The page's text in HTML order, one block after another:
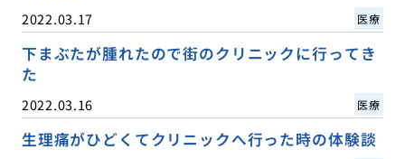
2022.03.17 医療
下まぶたが腫れたので街のクリニックに行ってき
た
2022.03.16 医療
生理痛がひどくてクリニックへ行った時の体験談